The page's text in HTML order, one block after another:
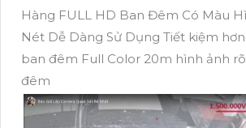
Hàng FULL HD Ban Đêm Có Màu
Nét Dễ Dàng Sử Dụng Tiết kiệm
ban đêm Full Color 20m hình ảnh
đêm